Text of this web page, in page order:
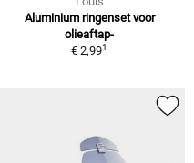
Aluminium ringenset voor
olieaftap-
€ 2,991